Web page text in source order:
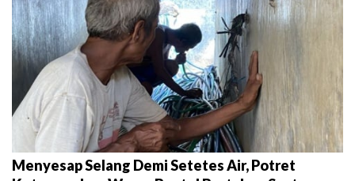
Menyesap Selang Demi Setetes Air, Potret